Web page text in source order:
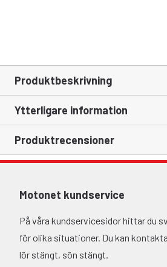
Produktbeskrivning
Ytterligare information
Produktrecensioner
Motonet kundservice
På våra kundservicesidor hittar du
för olika situationer. Du kan
lör stängt, sön stängt.